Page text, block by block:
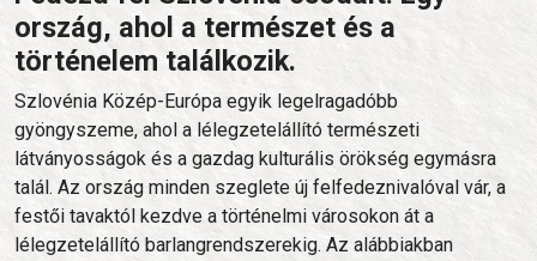
ország, ahol a természet és a
történelem találkozik.
Szlovénia Közép-Európa egyik legelragadóbb
gyöngyszeme, ahol a lélegzetelállító természeti
látványosságok és a gazdag kulturális örökség egymásra
talál. Az ország minden szeglete új felfedeznivalóval vár, a
festői tavaktól kezdve a történelmi városokon át a
lélegzetelállító barlangrendszerekig. Az alábbiakban